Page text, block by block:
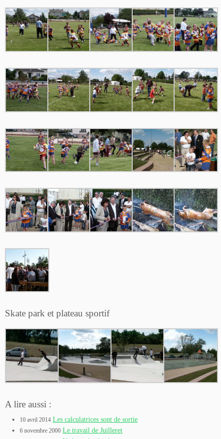
Skate park et plateau sportif
A lire aussi :
10 avril 2014 Les calculatrices sont de sortie
6 novembre 2000 Le travail de Juilleret